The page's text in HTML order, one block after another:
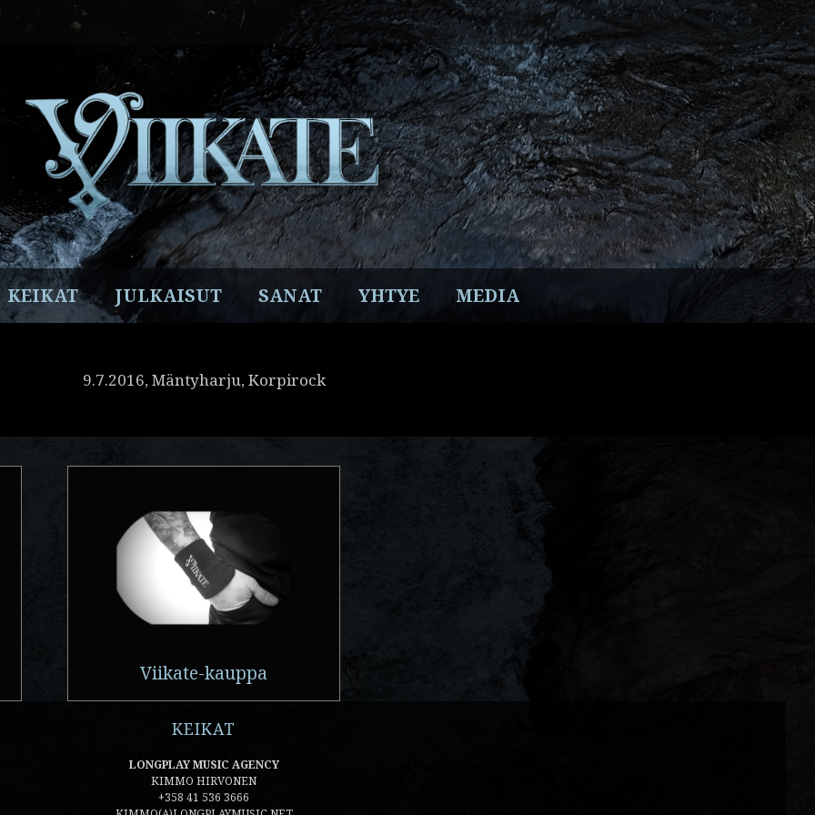
Facebook
Instagram
TwitterYouTube
Spotify
KEIKAT JULKAISUT SANAT YHTYE MEDIA
9.7.2016, Mäntyharju, Korpirock
Viikate-kauppa
KEIKAT
LONGPLAY MUSIC AGENCY
KIMMO HIRVONEN
+358 41 536 3666